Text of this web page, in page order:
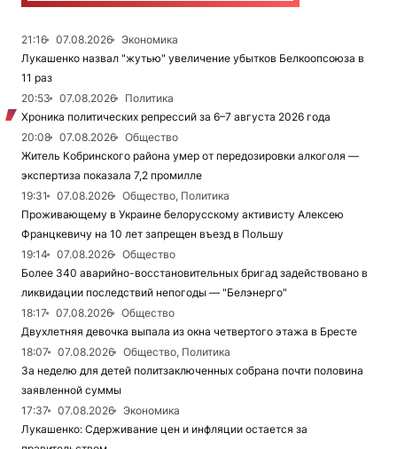
21:16 07.08.2026
Экономика
Лукашенко назвал "жутью" увеличение убытков Белкоопсоюза в
11 раз
20:53
07.08.2026
Политика
Хроника политических репрессий за 6–7 августа 2026 года
20:08
07.08.2026
Общество
Житель Кобринского района умер от передозировки алкоголя —
экспертиза показала 7,2 промилле
19:31
07.08.2026
Общество, Политика
Проживающему в Украине белорусскому активисту Алексею
Францкевичу на 10 лет запрещен въезд в Польшу
19:14
07.08.2026
Общество
Более 340 аварийно-восстановительных бригад задействовано в
ликвидации последствий непогоды — "Белэнерго"
18:17
07.08.2026
Общество
Двухлетняя девочка выпала из окна четвертого этажа в Бресте
18:07
07.08.2026
Общество, Политика
За неделю для детей политзаключенных собрана почти половина
заявленной суммы
17:37
07.08.2026
Экономика
Лукашенко: Сдерживание цен и инфляции остается за